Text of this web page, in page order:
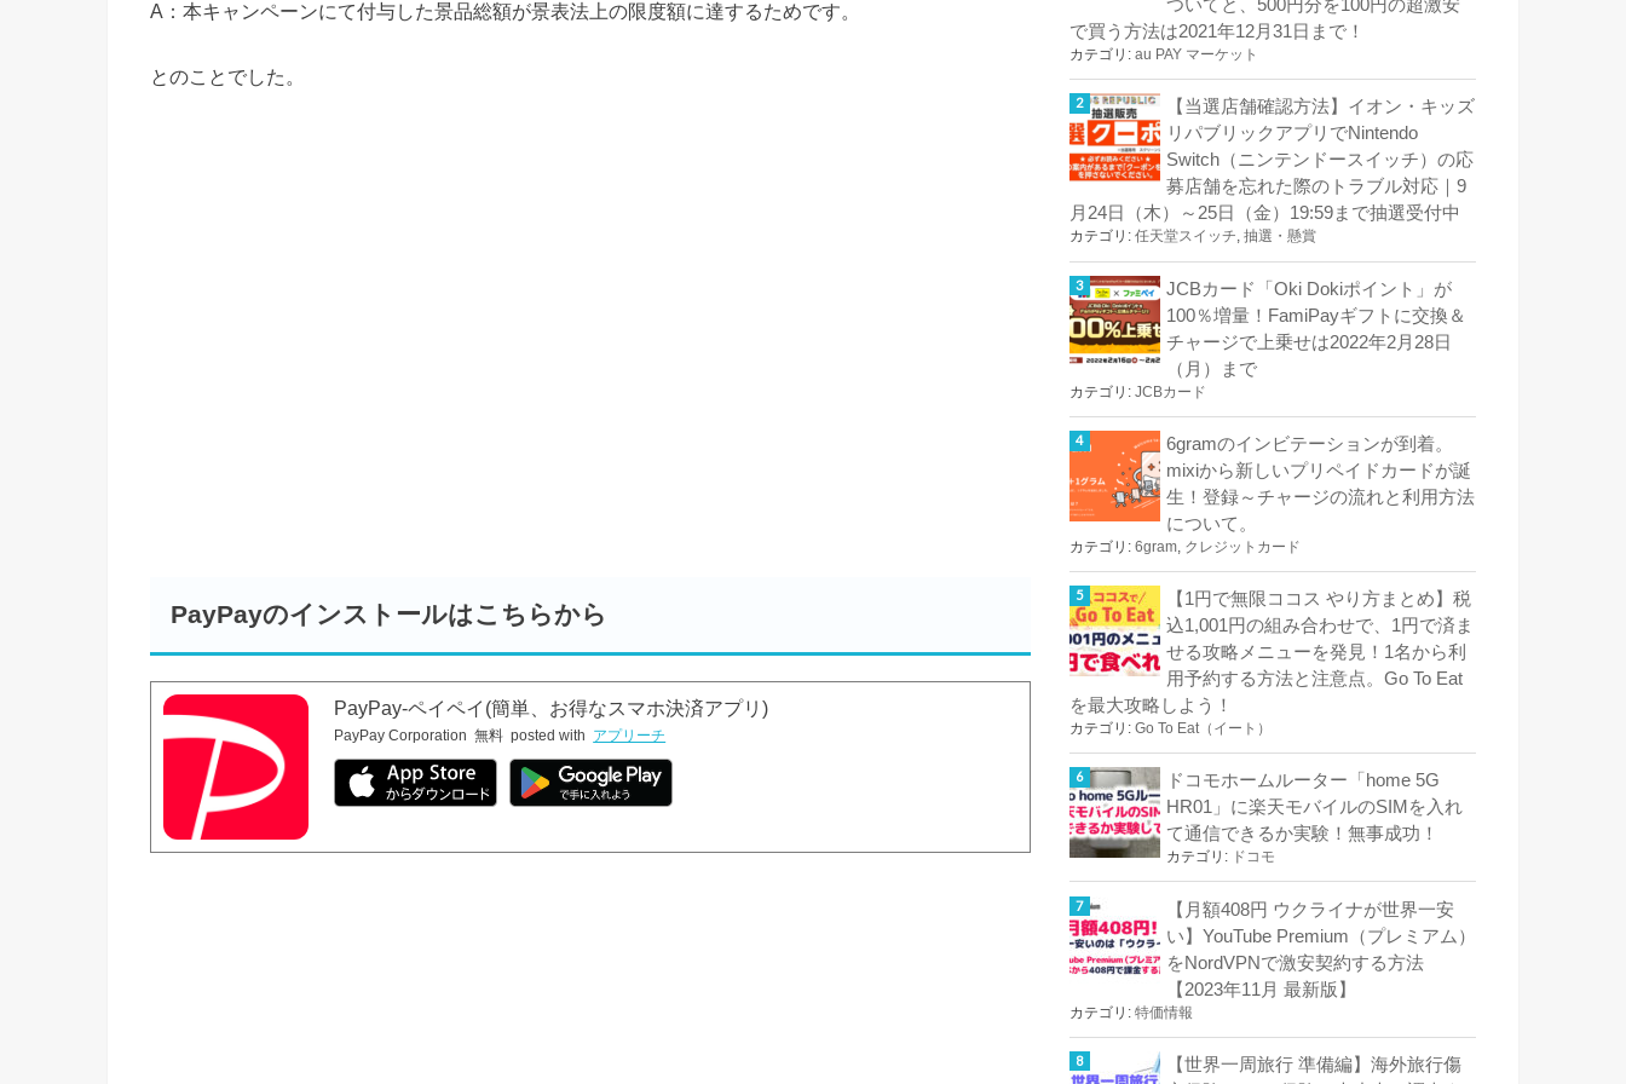
A：本キャンペーンにて付与した景品総額が景表法上の限度額に達するためです。
とのことでした。
PayPayのインストールはこちらから
PayPay-ペイペイ(簡単、お得なスマホ決済アプリ)
PayPay Corporation 無料 posted with アプリーチ
ついてと、500円分を100円の超激安
で買う方法は2021年12月31日まで！
カテゴリ: au PAY マーケット
【当選店舗確認方法】イオン・キッズ
リパブリックアプリでNintendo
Switch（ニンテンドースイッチ）の応
募店舗を忘れた際のトラブル対応｜9
月24日（木）～25日（金）19:59まで抽選受付中
カテゴリ: 任天堂スイッチ, 抽選・懸賞
JCBカード「Oki Dokiポイント」が
100％増量！FamiPayギフトに交換＆
チャージで上乗せは2022年2月28日
（月）まで
カテゴリ: JCBカード
6gramのインビテーションが到着。
mixiから新しいプリペイドカードが誕
生！登録～チャージの流れと利用方法
について。
カテゴリ: 6gram, クレジットカード
【1円で無限ココス やり方まとめ】税
込1,001円の組み合わせで、1円で済ま
せる攻略メニューを発見！1名から利
用予約する方法と注意点。Go To Eat
を最大攻略しよう！
カテゴリ: Go To Eat（イート）
ドコモホームルーター「home 5G
HR01」に楽天モバイルのSIMを入れ
て通信できるか実験！無事成功！
カテゴリ: ドコモ
【月額408円 ウクライナが世界一安
い】YouTube Premium（プレミアム）
をNordVPNで激安契約する方法
【2023年11月 最新版】
カテゴリ: 特価情報
【世界一周旅行 準備編】海外旅行傷